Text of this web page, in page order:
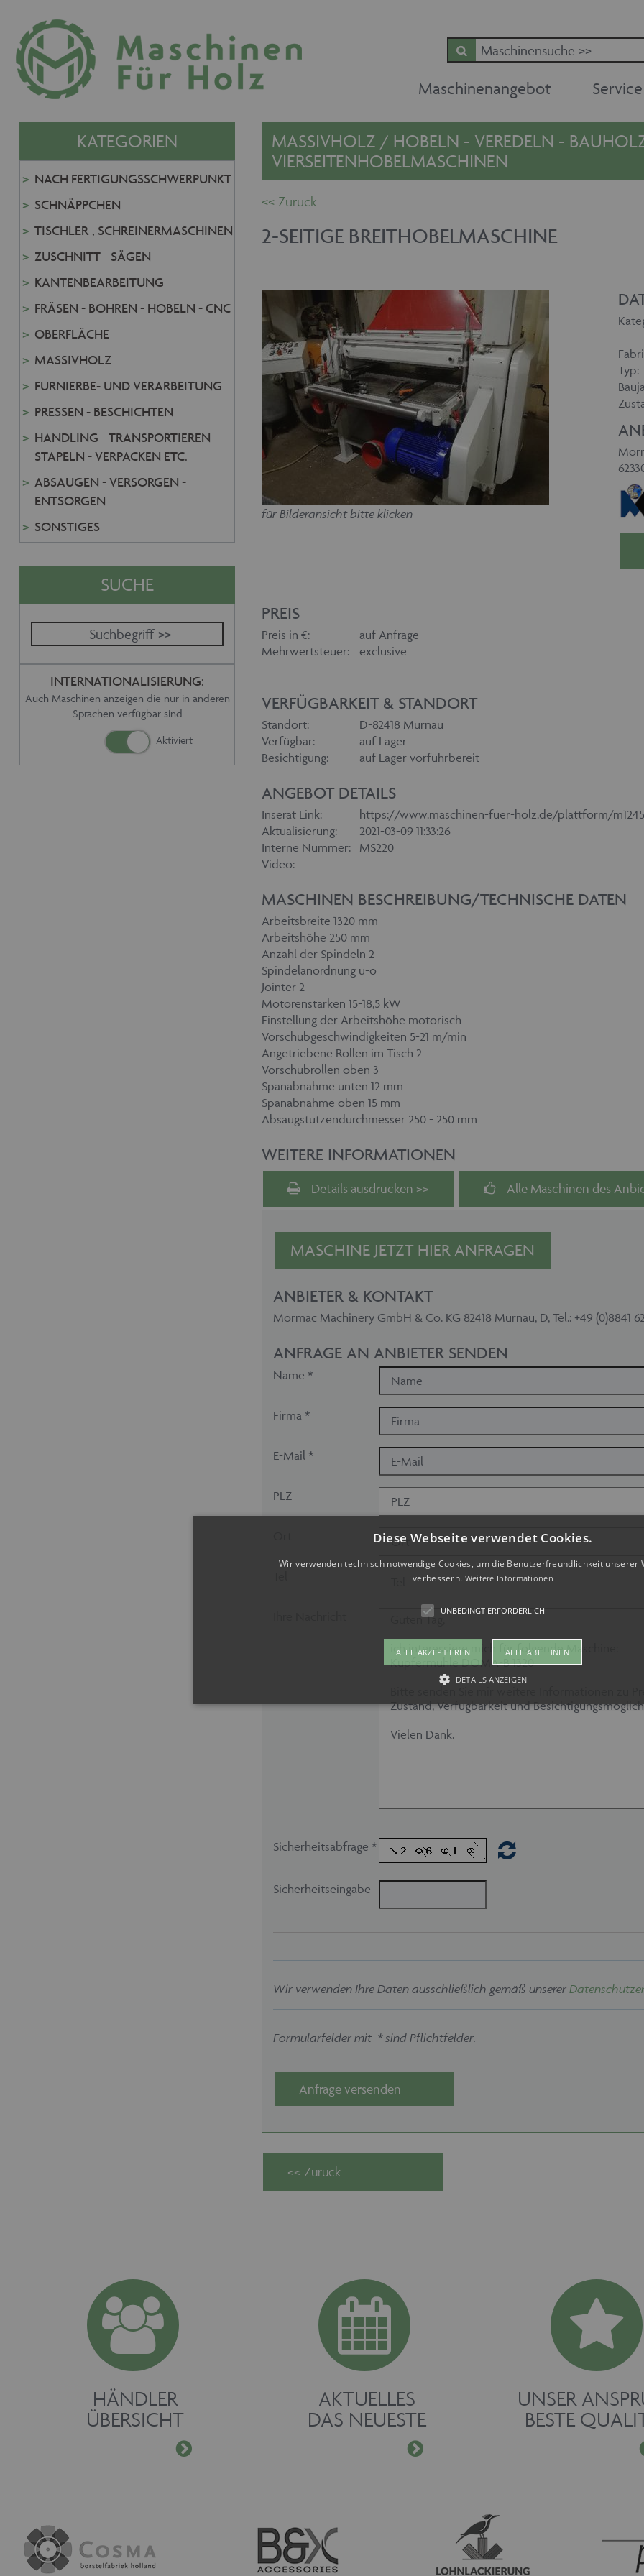
Maschinenangebot Service
KATEGORIEN
NACH FERTIGUNGSSCHWERPUNKT
SCHNÄPPCHEN
TISCHLER-, SCHREINERMASCHINEN
ZUSCHNITT - SÄGEN
KANTENBEARBEITUNG
FRÄSEN - BOHREN - HOBELN - CNC
OBERFLÄCHE
MASSIVHOLZ
FURNIERBE- UND VERARBEITUNG
PRESSEN - BESCHICHTEN
HANDLING - TRANSPORTIEREN -
STAPELN - VERPACKEN ETC.
ABSAUGEN - VERSORGEN -
ENTSORGEN
SONSTIGES
SUCHE
INTERNATIONALISIERUNG:
Auch Maschinen anzeigen die nur in anderen
Sprachen verfügbar sind
MASSIVHOLZ / HOBELN - VEREDELN -
VIERSEITENHOBELMASCHINEN
2-SEITIGE BREITHOBELMASCHINE
für Bilderansicht bitte klicken
Typ:
PREIS
Preis in €:
auf Anfrage
Mehrwertsteuer:
exclusive
VERFÜGBARKEIT & STANDORT
Standort:
D-82418 Murnau
Verfügbar:
auf Lager
Besichtigung:
auf Lager vorführbereit
ANGEBOT DETAILS
Inserat Link:
https://www.maschinen-fuer-holz.de/plattform/
Aktualisierung:
2021-03-09 11:33:26
Interne Nummer:
MS220
Video:
MASCHINEN BESCHREIBUNG/TECHNISCHE DATEN
Arbeitsbreite 1320 mm
Arbeitshöhe 250 mm
Anzahl der Spindeln 2
Spindelanordnung u-o
Jointer 2
Motorenstärken 15-18,5 kW
Einstellung der Arbeitshöhe motorisch
Vorschubgeschwindigkeiten 5-21 m/min
Angetriebene Rollen im Tisch 2
Vorschubrollen oben 3
Spanabnahme unten 12 mm
Spanabnahme oben 15 mm
Absaugstutzendurchmesser 250 - 250 mm
WEITERE INFORMATIONEN
Details ausdrucken >> Alle Maschinen des
MASCHINE JETZT HIER ANFRAGEN
ANBIETER & KONTAKT
Mormac Machinery GmbH & Co. KG 82418 Murnau, D, Tel.: +49 (0)8841
ANFRAGE AN ANBIETER SENDEN
Name *
Firma *
E-Mail *
PLZ
Sicherheitsabfrage *
Sicherheitseingabe
Wir verwenden Ihre Daten ausschließlich gemäß unserer
Formularfelder mit * sind Pflichtfelder.
Anfrage versenden
HÄNDLER
ÜBERSICHT
AKTUELLES
DAS NEUESTE
UNSER
BESTE
Diese Webseite verwendet Cookies.
Wir verwenden technisch notwendige Cookies, um die Benutzerfreundlichkeit unserer
verbessern. Weitere Informationen
UNBEDINGT ERFORDERLICH
ALLE AKZEPTIEREN ALLE ABLEHNEN
DETAILS ANZEIGEN
Unbedingt erforderlich
Ablaufdatum Beschreibung
fuer-holz.de
Session
Dieses Cookie wird von maschinen-fuer-holz.de
Spracheinstellungen für Besucher der Webseite zu
ordnungsgemäß funktionieren um die Seiten und
CookieScriptConsent
CookieScript
www.maschinen-
Banner von Cookie-Script.com muss